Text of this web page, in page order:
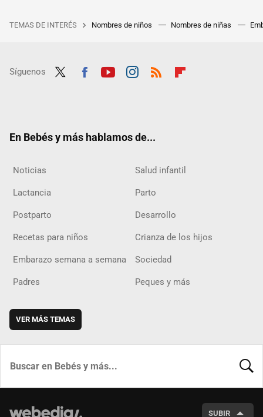
TEMAS DE INTERÉS Nombres de niños Nombres de niñas
Síguenos
En Bebés y más hablamos de...
Noticias Salud infantil
Lactancia Parto
Postparto Desarrollo
Recetas para niños Crianza de los hijos
Embarazo semana a semana Sociedad
Padres Peques y más
VER MÁS TEMAS
SUBIR